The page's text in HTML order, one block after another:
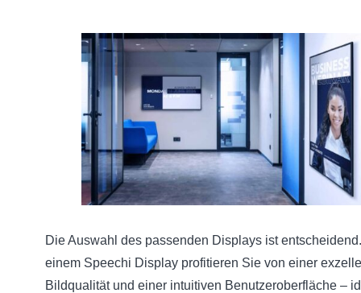
Die Auswahl des passenden Displays ist
einem Speechi Display profitieren Sie von einer
Bildqualität und einer intuitiven Benutzeroberfläche –